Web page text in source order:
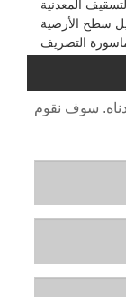
المعدنية
سطح الأرضية
التصريف
سوف نقوم